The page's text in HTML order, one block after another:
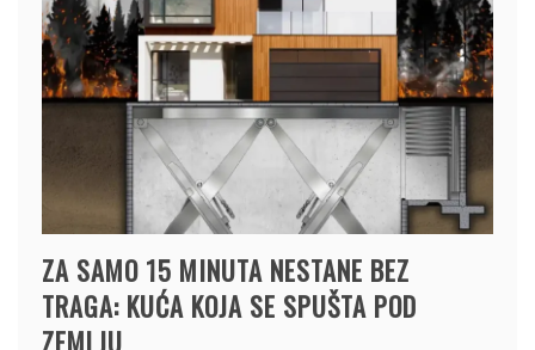
ZA SAMO 15 MINUTA NESTANE BEZ
TRAGA: KUĆA KOJA SE SPUŠTA POD
ZEMLJU